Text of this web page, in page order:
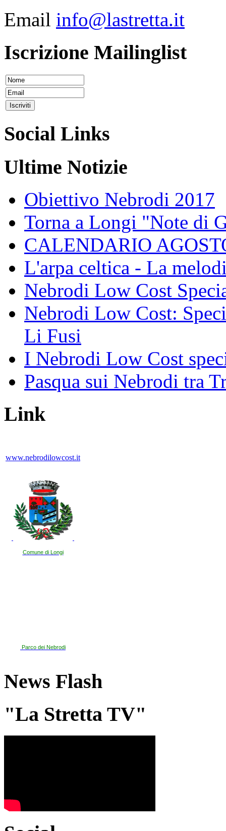
Email info@lastretta.it
Iscrizione Mailinglist
Social Links
Ultime Notizie
Obiettivo Nebrodi 2017
Torna a Longi "Note di
CALENDARIO
L'arpa celtica - La
Nebrodi Low Cost
Nebrodi Low Cost:
Li Fusi
I Nebrodi Low Cost
Pasqua sui Nebrodi tra
Link
www.nebrodilowcost.it
Comune di Longi
Parco dei Nebrodi
News Flash
"La Stretta TV"